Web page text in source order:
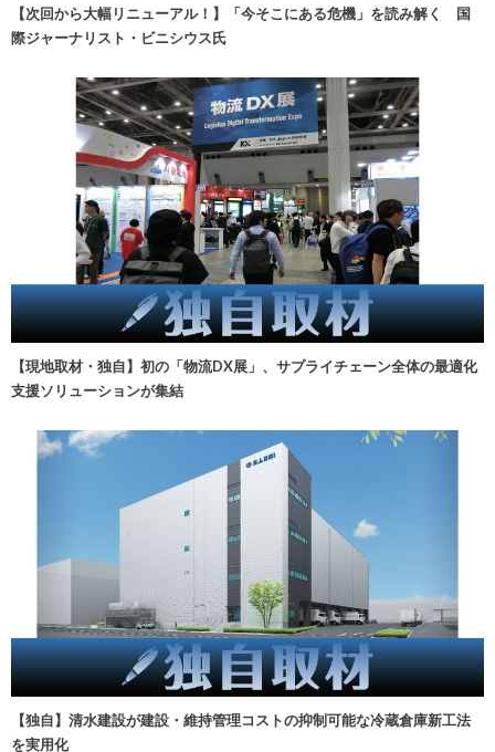
【次回から大幅リニューアル！】「今そこにある危機」を読み解く 国
際ジャーナリスト・ビニシウス氏
【現地取材・独自】初の「物流DX展」、サプライチェーン全体の最適化
支援ソリューションが集結
【独自】清水建設が建設・維持管理コストの抑制可能な冷蔵倉庫新工法
を実用化